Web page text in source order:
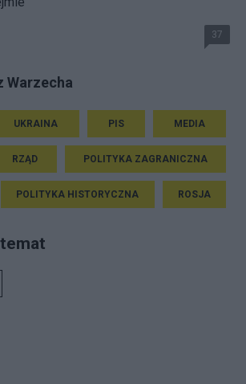
37
Warzecha
UKRAINA PIS MEDIA
RZĄD POLITYKA ZAGRANICZNA
POLITYKA HISTORYCZNA ROSJA